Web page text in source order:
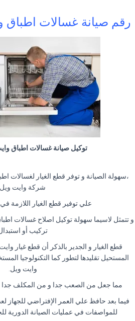
رقم صيانة غسالات اطباق
توكيل صيانة غسالات اطباق
،سهولة الصيانة و توفر قطع الغيار
شركة وايت ويل
علي توفير قطع الغيار اللازمة
و تتمثل لاسيما سهولة توكيل اصلاح غسالات
تركيب أو
قطع الغيار و الجدير بالذكر أن قطع غيار
المستحيل تقليدها لتطور كما التكنولوجيا
وايت ويل.
مما جعل من الصعب جدا و من المكلف جدا
فيما بعد حافظ علي العمر الإفتراضي للجهاز
للمواصفات في عمليات الصيانة الدورية